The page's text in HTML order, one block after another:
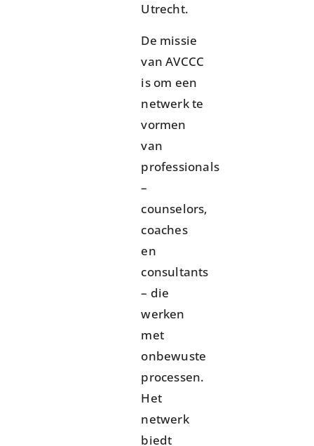
Utrecht.
De missie
van AVCCC
is om een
netwerk te
vormen
van
professionals
–
counselors,
coaches
en
consultants
– die
werken
met
onbewuste
processen.
Het
netwerk
biedt